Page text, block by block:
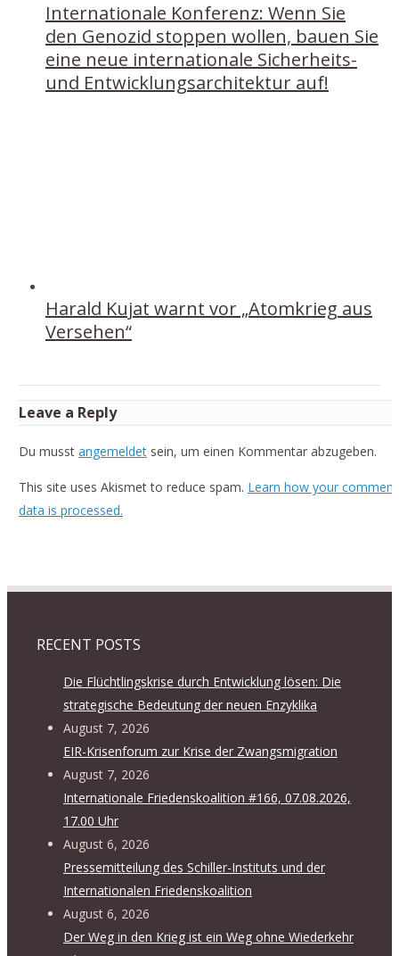
Internationale Konferenz: Wenn Sie
den Genozid stoppen wollen, bauen Sie
eine neue internationale Sicherheits-
und Entwicklungsarchitektur auf!
Harald Kujat warnt vor „Atomkrieg aus
Versehen“
Leave a Reply
Du musst angemeldetsein, um einen Kommentar abzugeben.
This site uses Akismet to reduce spam. Learn how your comment
data is processed.
RECENT POSTS
Die Flüchtlingskrise durch Entwicklung lösen: Die
strategische Bedeutung der neuen Enzyklika
August 7, 2026
EIR-Krisenforum zur Krise der Zwangsmigration
August 7, 2026
Internationale Friedenskoalition #166, 07.08.2026,
17.00 Uhr
August 6, 2026
Pressemitteilung des Schiller-Instituts und der
Internationalen Friedenskoalition
August 6, 2026
Der Weg in den Krieg ist ein Weg ohne Wiederkehr